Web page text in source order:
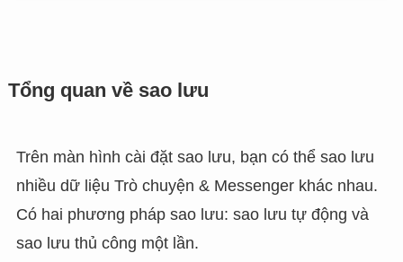
Tổng quan về sao lưu
Trên màn hình cài đặt sao lưu, bạn có thể sao lưu
nhiều dữ liệu Trò chuyện & Messenger khác nhau.
Có hai phương pháp sao lưu: sao lưu tự động và
sao lưu thủ công một lần.